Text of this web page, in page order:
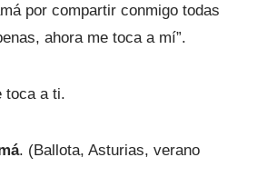
por compartir conmigo todas
ahora me toca a mí”.
toca a ti.
. (Ballota, Asturias, verano